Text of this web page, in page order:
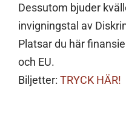
Dessutom bjuder
invigningstal av
Platsar du här
och EU.
Biljetter: TRYCK HÄR!